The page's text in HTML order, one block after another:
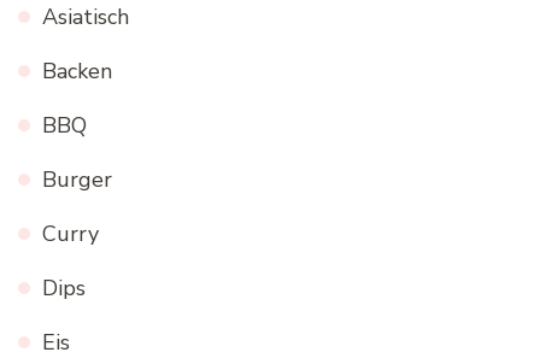
Asiatisch
Backen
BBQ
Burger
Curry
Dips
Eis